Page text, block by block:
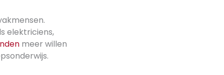
elektriciens,
meer willen